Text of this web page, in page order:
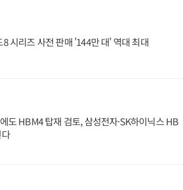
시리즈 사전 판매 '144만 대' 역대 최대
도 HBM4 탑재 검토, 삼성전자·SK하이닉스 HB